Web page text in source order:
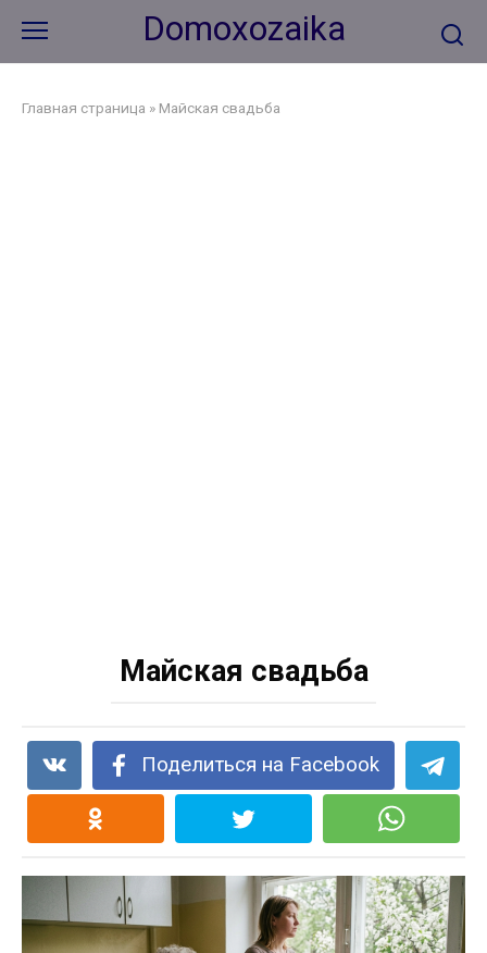
контенту
Domoxozaika
Главная страница » Майская свадьба
Майская свадьба
Поделиться на Facebook